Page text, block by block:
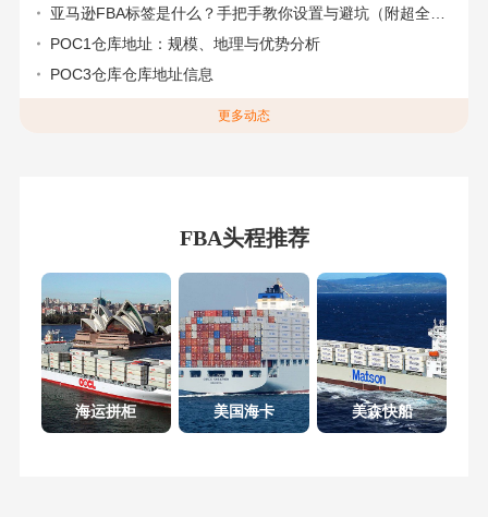
亚马逊FBA标签是什么？手把手教你设置与避坑（附超全指南）
POC1仓库地址：规模、地理与优势分析
POC3仓库仓库地址信息
更多动态
FBA头程推荐
海运拼柜 美国海卡 美森快船